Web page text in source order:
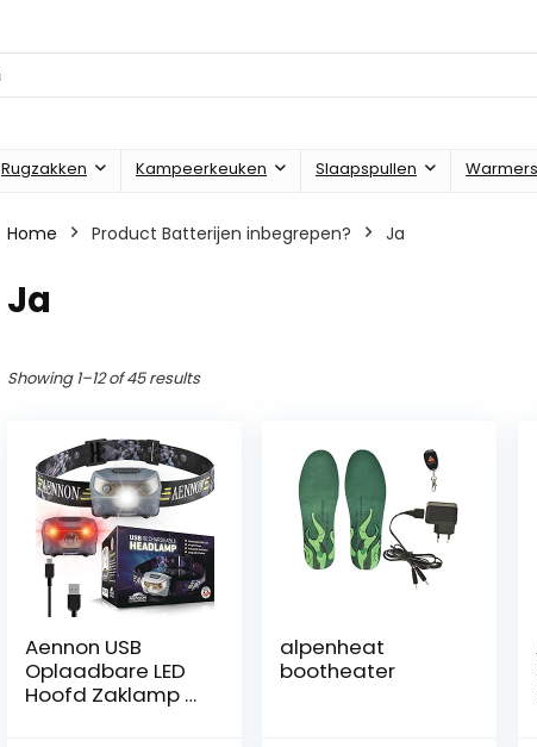
Rugzakken Kampeerkeuken Slaapspullen Warmers
Home Product Batterijen inbegrepen? Ja
Ja
Showing 1–12 of 45 results
Aennon USB
Oplaadbare LED
Hoofd Zaklamp –
alpenheat
bootheater